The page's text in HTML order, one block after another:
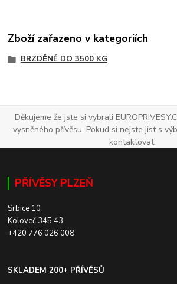
Zboží zařazeno v kategoriích
BRZDĚNÉ DO 3500 KG
Děkujeme že jste si vybrali
vysněného přívěsu. Pokud si nejste jist s
kontaktovat.
PŘÍVĚSY PLZEŇ
Srbice 10
Koloveč 345 43
+420 776 026 008
SKLADEM 200+ PŘÍVĚSŮ